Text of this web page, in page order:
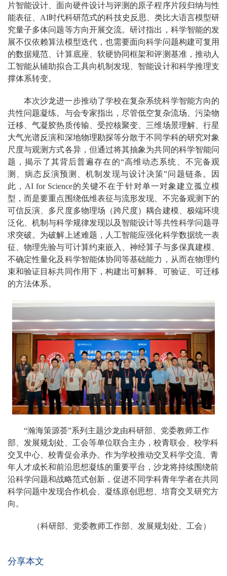
片智能设计、面向硬件设计与评测的原子程序片段归纳与性
能表征、AI时代科研范式的科技史反思、类比大语言模型研
究量子多体问题等方向开展交流。研讨指出，科学智能的发
展不仅依赖算法模型迭代，也需要面向科学问题构建可复用
的数据规范、计算底座、软硬协同框架和评测基准，推动人
工智能从辅助拟合工具向机制发现、智能设计和科学推理支
撑体系转变。
本次沙龙进一步推动了学校在复杂系统科学智能方向的
共性问题凝练。与会专家指出，尽管低空复杂流场、污染物
迁移、气凝胶热质传输、受控核聚变、三维场景理解、行星
大气光谱反演和深地物理勘探等分散于不同学科的研究对象
尺度与观测方式各异，但通过将其抽象为共同的科学智能问
题，揭示了其背后普遍存在的“高维动态系统、不完备观
测、病态反演预测、机制发现与设计决策”问题链条。因
此，AI for Science的关键不在于针对单一对象建立孤立模
型，而是要重点围绕低维表征与流形发现、不完备观测下的
可信反演、多尺度多物理场（跨尺度）耦合建模、极端环境
泛化、机制与科学规律发现以及智能设计等共性科学问题寻
求突破。为破解上述难题，人工智能应强化科学数据统一表
征、物理先验与可计算约束嵌入、神经算子与多保真建模、
不确定性量化及科学智能体协同等基础能力，从而在物理约
束和验证目标共同作用下，构建出可解释、可验证、可迁移
的方法体系。
“瀚海策源荟”系列主题沙龙由科研部、党委教师工作
部、发展规划处、工会等单位联合主办，校青联会、校学科
交叉中心、校青促会承办。作为学校推动交叉科学交流、青
年人才成长和前沿思想凝练的重要平台，沙龙将持续围绕前
沿科学问题和战略范式创新，促进不同学科青年学者在共同
科学问题中发现合作机会、凝练原创思想、培育交叉研究方
向。
（科研部、党委教师工作部、发展规划处、工会）
分享本文